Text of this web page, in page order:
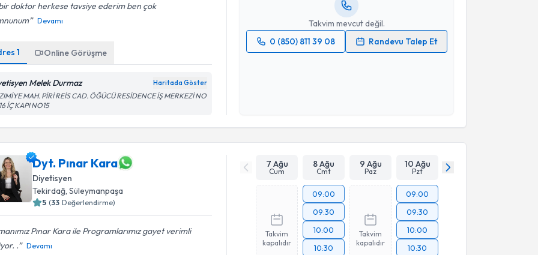
doktor herkese tavsiye ederim ben çok
Devamı
1 Online Görüşme
Melek Durmaz Haritada Göster
MAH. PİRİ REİS CAD. ÖĞÜCÜ RESİDENCE İŞ MERKEZİ NO
İÇ KAPI NO15
Takvim mevcut değil.
0 (850) 811 39 08
Randevu Talep Et
Dyt. Pınar Kara
Diyetisyen
Tekirdağ, Süleymanpaşa
5 (33 Değerlendirme)
Pınar Kara ile Programlarımız gayet verimli
.
Devamı
7 Ağu
Cum
8 Ağu
Cmt
9 Ağu
Paz
10 Ağu
Pzt
Takvim
kapalıdır
09:00
09:30
10:00
10:30
Takvim
kapalıdır
09:00
09:30
10:00
10:30